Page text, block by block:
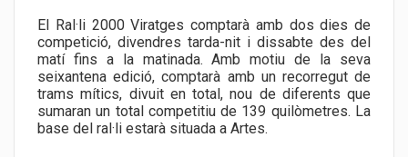
El Ral·li 2000 Viratges comptarà amb dos dies de
competició, divendres tarda-nit i dissabte des del
matí fins a la matinada. Amb motiu de la seva
seixantena edició, comptarà amb un recorregut de
trams mítics, divuit en total, nou de diferents que
sumaran un total competitiu de 139 quilòmetres. La
base del ral·li estarà situada a Artes.